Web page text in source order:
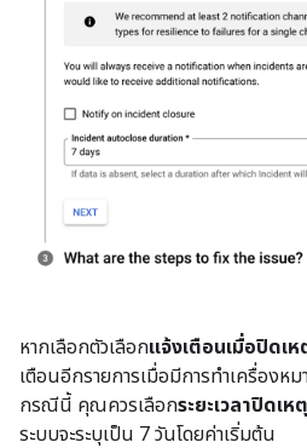
หากเลือกตัวเลือกแจ้งเตือนเมื่อปิดเ
เตือนอีกรายการเมื่อมีการทำเครื่องห
กรณีนี้ คุณควรเลือกระยะเวลาปิดเ
ระบบจะระบุเป็น 7 วันโดยค่าเริ่มต้น